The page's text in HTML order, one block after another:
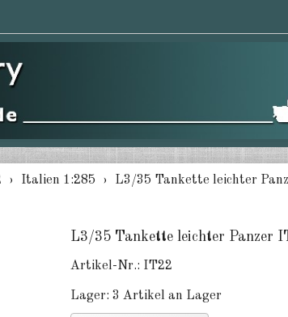
Italien 1:285 L3/35 Tankette leichter
L3/35 Tankette leichter Panzer
Artikel-Nr.: IT22
Lager: 3 Artikel an Lager